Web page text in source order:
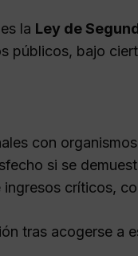
la Ley de
públicos, bajo
con
si se
críticos,
tras acogerse a